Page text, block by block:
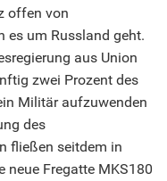
offen von
es um Russland geht.
aus Union
zwei Prozent des
Militär aufzuwenden
des
fließen seitdem in
neue Fregatte MKS180